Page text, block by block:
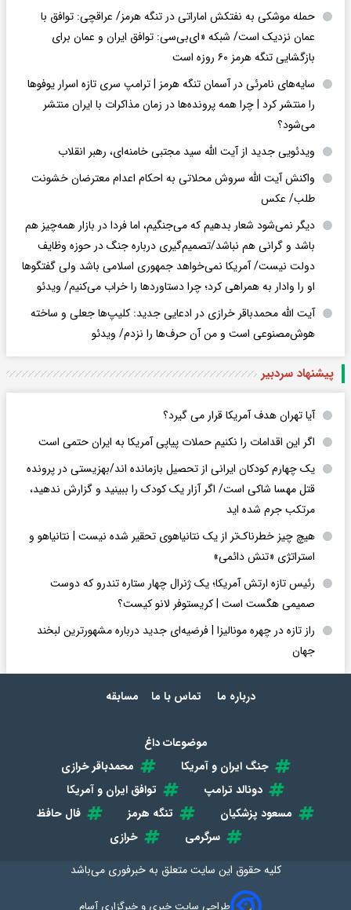
حمله موشکی به نفتکش اماراتی در تنگه هرمز/ عراقچی: توافق با
عمان نزدیک است/ شبکه «ای‌بی‌سی: توافق ایران و عمان برای
بازگشایی تنگه هرمز ۶۰ روزه است
سایه‌های نامرئی در آسمان تنگه هرمز | ترامپ سری تازه اسرار یوفوها
را منتشر کرد | چرا همه پرونده‌ها در زمان مذاکرات با ایران منتشر
می‌شود؟
ویدئویی جدید از آیت الله سید مجتبی خامنه‌ای، رهبر انقلاب
واکنش آیت الله سروش محلاتی به احکام اعدام معترضان خشونت
طلب/ عکس
دیگر نمی‌شود شعار بدهیم که می‌جنگیم، اما فردا در بازار همه‌چیز هم
باشد و گرانی هم نباشد/تصمیم‌گیری درباره جنگ در حوزه وظایف
دولت نیست/ آمریکا نمی‌خواهد جمهوری اسلامی باشد ولی گفتگوها
او را وادار به همراهی کرد؛ چرا دستاوردها را خراب می‌کنیم/ ویدئو
آیت الله محمدباقر خرازی در ادعایی جدید: کلیپ‌ها جعلی و ساخته
هوش‌مصنوعی است و من آن حرف‌ها را نزدم/ ویدئو
پیشنهاد سردبیر
آیا تهران هدف آمریکا قرار می گیرد؟
اگر این اقدامات را نکنیم حملات پیاپی آمریکا به ایران حتمی است
یک چهارم کودکان ایرانی از تحصیل بازمانده اند/بهزیستی در پرونده
قتل مهسا شاکی است/ اگر آزار یک کودک را ببینید و گزارش ندهید،
مرتکب جرم شده اید
هیچ چیز خطرناک‌تر از یک نتانیاهوی تحقیر شده نیست | نتانیاهو و
استراتژی «تنش دائمی»
رئیس تازه ارتش آمریکا؛ یک ژنرال چهار ستاره تندرو که دوست
صمیمی هگست است | کریستوفر لانو کیست؟
راز تازه در چهره مونالیزا | فرضیه‌ای جدید درباره مشهورترین لبخند
جهان
درباره ما تماس با ما مسابقه
موضوعات داغ
جنگ ایران و آمریکا
محمدباقر خرازی
دونالد ترامپ
توافق ایران و آمریکا
مسعود پزشکیان
تنگه هرمز
فال حافظ
سرگرمی
خرازی
کلیه حقوق این سایت متعلق بهخبرفوری می‌باشد
طراحی سایت خبری و خبرگزاری آسام